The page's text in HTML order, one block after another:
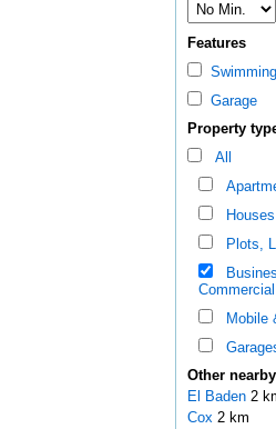
Features
Swimming
Garage
Property
All
Plots,
Commercial
Mobile
Other
El Baden 2
Cox 2 km